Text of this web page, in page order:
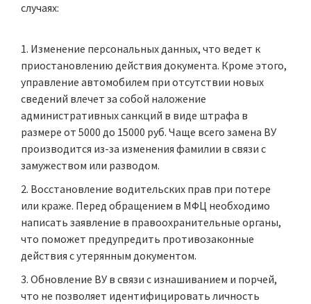
случаях:
Изменение персональных данных, что ведет к
приостановлению действия документа. Кроме этого,
управление автомобилем при отсутствии новых
сведений влечет за собой наложение
административных санкций в виде штрафа в
размере от 5000 до 15000 руб. Чаще всего замена ВУ
производится из-за изменения фамилии в связи с
замужеством или разводом.
Восстановление водительских прав при потере
или краже. Перед обращением в МФЦ необходимо
написать заявление в правоохранительные органы,
что поможет предупредить противозаконные
действия с утерянным документом.
Обновление ВУ в связи с изнашиванием и порчей,
что не позволяет идентифицировать личность